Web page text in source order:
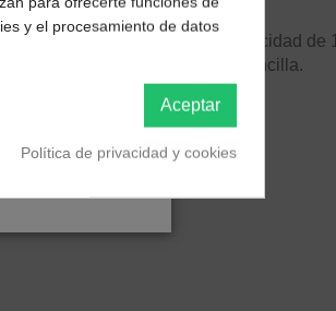
compacto. Con una capacidad de
de tu ordenador de forma sencilla.
precios e
y el procesamiento de datos
Aceptar
Política de privacidad y cookies